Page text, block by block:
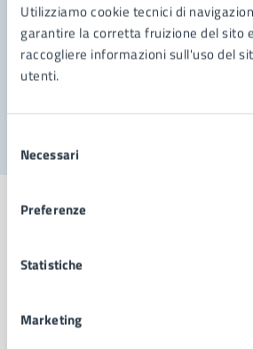
Utilizziamo cookie tecnici di
garantire la corretta fruizione del sito
raccogliere informazioni sull'uso del
utenti.
delNecessari
Preferenze
Statistiche
Marketing
Prenota appuntamento
Problemi in città
Comune di Napoli
AMMINISTRAZIONE